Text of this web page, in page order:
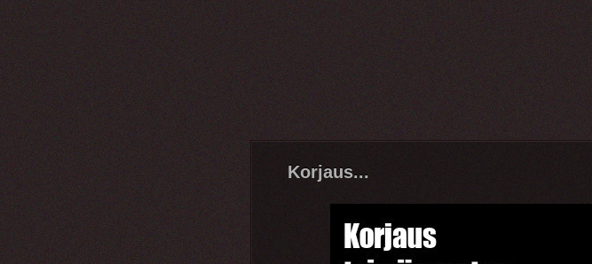
Korjaus...